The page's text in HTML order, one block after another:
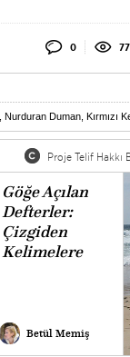
0
Nurduran Duman Kırmızı
Proje Telif Hakkı
Göğe Açılan
Defterler:
Çizgiden
Kelimelere
Betül Memiş